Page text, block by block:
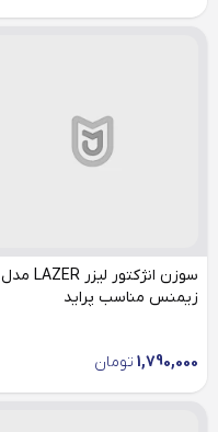
سوزن انژکتور لیزر LAZER مدل
زیمنس مناسب پراید
1,790,000 تومان